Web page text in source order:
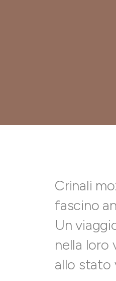
Crinali
fascino
Un
nella loro
allo stato